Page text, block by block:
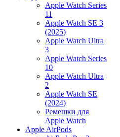
Apple Watch Series
11
Apple Watch SE 3
(2025)
Apple Watch Ultra
3
Apple Watch Series
10
Apple Watch Ultra
2
Apple Watch SE
(2024)
Ремешки для
Apple Watch
Apple AirPods